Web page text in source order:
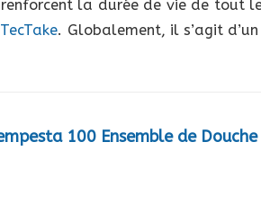
la durée de vie de tout
. Globalement, il s’agit
100 Ensemble de